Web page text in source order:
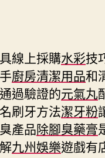
線上採購水彩技
廚房清潔用品和
過驗證的元氣丸
刷牙方法潔牙粉
產品除腳臭藥膏
九州娛樂遊戲有